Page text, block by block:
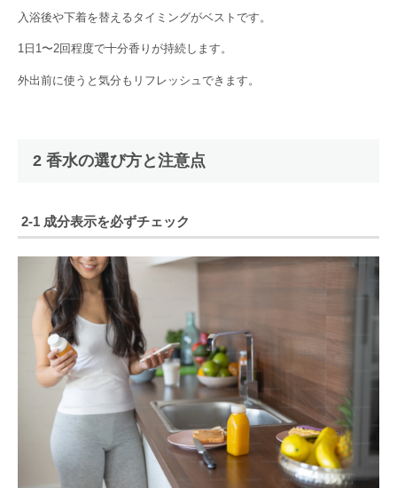
入浴後や下着を替えるタイミングがベストです。
1日1〜2回程度で十分香りが持続します。
外出前に使うと気分もリフレッシュできます。
2 香水の選び方と注意点
2-1 成分表示を必ずチェック